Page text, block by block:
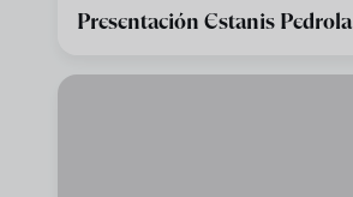
Presentación Estanis Pedrola